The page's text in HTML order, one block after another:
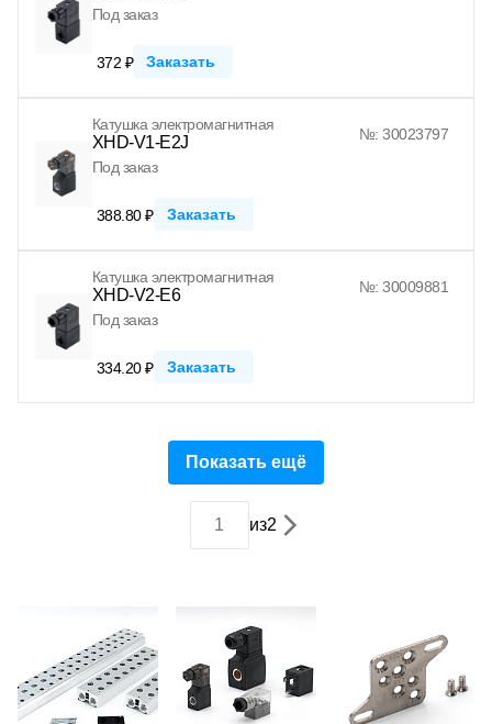
Под заказ
372 ₽ Заказать
Катушка электромагнитная
XHD-V1-E2J
№: 30023797
Под заказ
388.80 ₽ Заказать
Катушка электромагнитная
XHD-V2-E6
№: 30009881
Под заказ
334.20 ₽ Заказать
Показать ещё
из2